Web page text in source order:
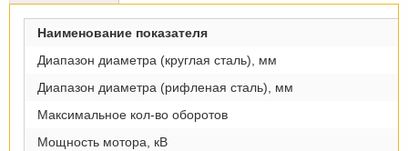
Наименование показателя
Диапазон диаметра (круглая сталь), мм
Диапазон диаметра (рифленая сталь), мм
Максимальное кол-во оборотов
Мощность мотора, кВ